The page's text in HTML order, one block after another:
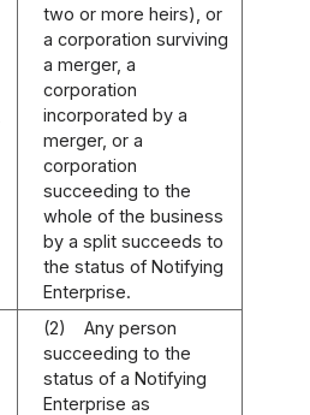
two or more heirs), or
a corporation surviving
a merger, a
corporation
incorporated by a
merger, or a
corporation
succeeding to the
whole of the business
by a split succeeds to
the status of Notifying
Enterprise.
(2)
Any person
succeeding to the
status of a Notifying
Enterprise as